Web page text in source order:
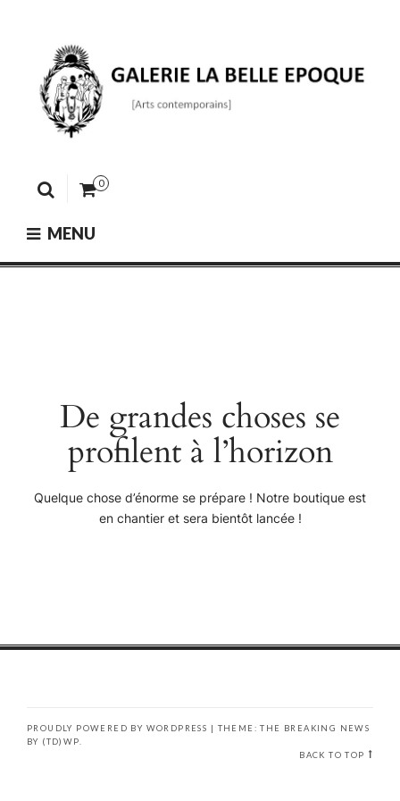
0
MENU
De grandes choses se
profilent à l’horizon
Quelque chose d’énorme se prépare ! Notre boutique est
en chantier et sera bientôt lancée !
PROUDLY POWERED BY WORDPRESS | THEME: THE BREAKING NEWS
BY (TD)WP.
BACK TO TOP